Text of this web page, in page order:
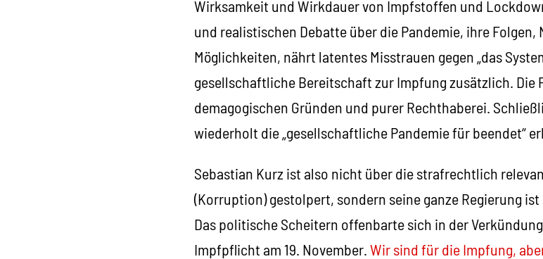
Wirksamkeit und Wirkdauer von Impfstoffen und
und realistischen Debatte über die Pandemie, ihre
Möglichkeiten, nährt latentes Misstrauen gegen „das
gesellschaftliche Bereitschaft zur Impfung zusätzlich. Die
demagogischen Gründen und purer Rechthaberei.
wiederholt die „gesellschaftliche Pandemie für beendet“
Sebastian Kurz ist also nicht über die strafrechtlich
(Korruption) gestolpert, sondern seine ganze Regierung
Das politische Scheitern offenbarte sich in der
Impfpflicht am 19. November. Wir sind für die Impfung,